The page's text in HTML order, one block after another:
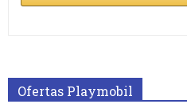
Ofertas Playmobil